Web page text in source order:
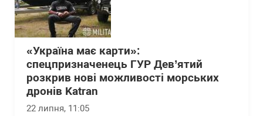
«Україна має карти»:
спецпризначенець ГУР Дев’ятий
розкрив нові можливості морських
дронів Katran
22 липня, 11:05